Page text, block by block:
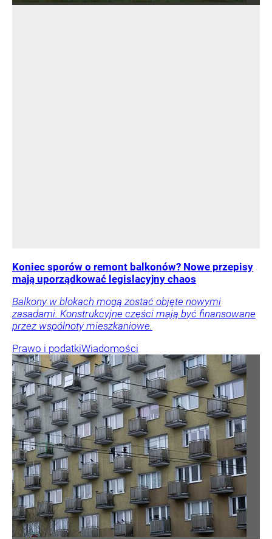
Koniec sporów o remont balkonów? Nowe przepisy
mają uporządkować legislacyjny chaos
Balkony w blokach mogą zostać objęte nowymi
zasadami. Konstrukcyjne części mają być finansowane
przez wspólnoty mieszkaniowe.
Prawo i podatkiWiadomości